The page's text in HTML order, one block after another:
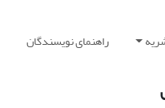
راهنمای نویسندگان